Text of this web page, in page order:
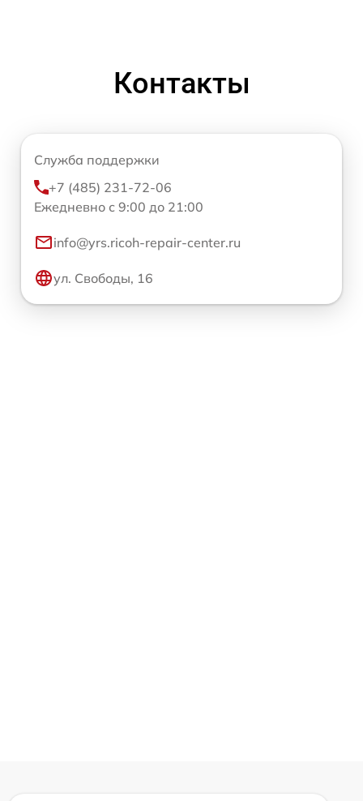
Контакты
Служба поддержки
+7 (485) 231-72-06
Ежедневно с 9:00 до 21:00
info@yrs.ricoh-repair-center.ru
ул. Свободы, 16